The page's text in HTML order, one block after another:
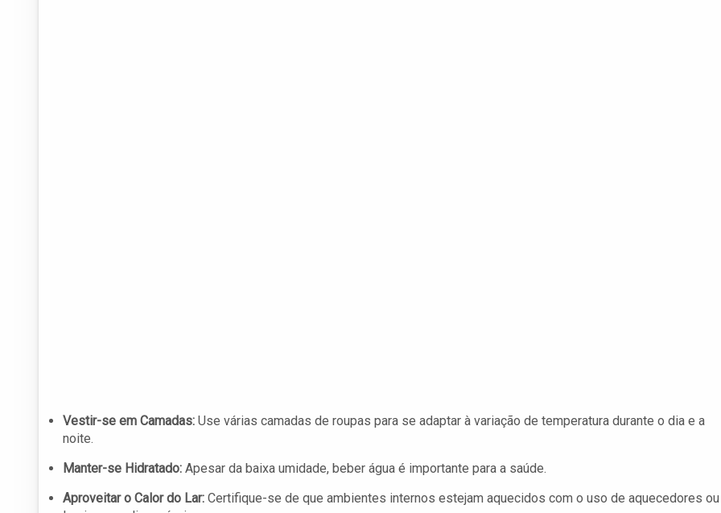
Vestir-se em Camadas: Use várias camadas de roupas para se adaptar à variação de temperatura durante o dia e a
noite.
Manter-se Hidratado: Apesar da baixa umidade, beber água é importante para a saúde.
Aproveitar o Calor do Lar: Certifique-se de que ambientes internos estejam aquecidos com o uso de aquecedores ou